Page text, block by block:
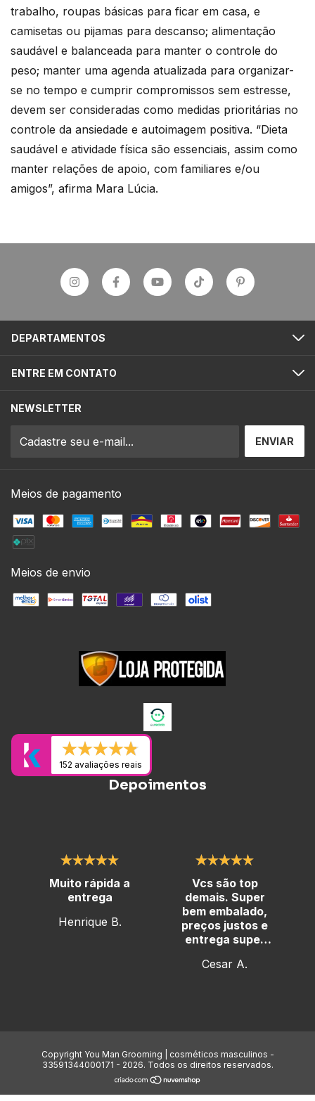
trabalho, roupas básicas para ficar em casa, e
camisetas ou pijamas para descanso; alimentação
saudável e balanceada para manter o controle do
peso; manter uma agenda atualizada para organizar-
se no tempo e cumprir compromissos sem estresse,
devem ser consideradas como medidas prioritárias no
controle da ansiedade e autoimagem positiva. “Dieta
saudável e atividade física são essenciais, assim como
manter relações de apoio, com familiares e/ou
amigos”, afirma Mara Lúcia.
DEPARTAMENTOS
ENTRE EM CONTATO
NEWSLETTER
Meios de pagamento
Meios de envio
152 avaliações reais
Depoimentos
Muito rápida a
entrega
Henrique B.
Vcs são top
demais. Super
bem embalado,
preços justos e
entrega super
Cesar A.
Copyright You Man Grooming | cosméticos masculinos -
33591344000171 - 2026. Todos os direitos reservados.